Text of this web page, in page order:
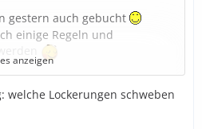
gestern auch gebucht
einige Regeln und
Reise erleben dürfen.
anzeigen
welche Lockerungen schweben